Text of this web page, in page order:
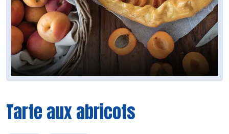
Tarte aux abricots